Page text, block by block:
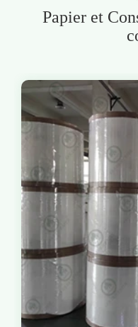
Papier et